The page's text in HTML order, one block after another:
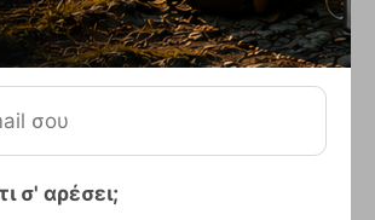
σ' αρέσει;